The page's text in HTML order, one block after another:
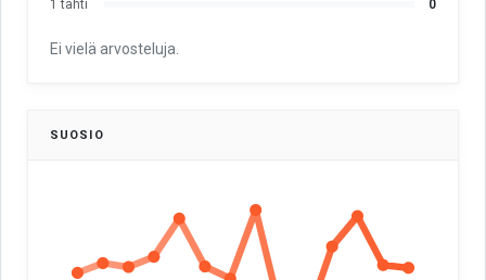
1 tähti 0
Ei vielä arvosteluja.
SUOSIO